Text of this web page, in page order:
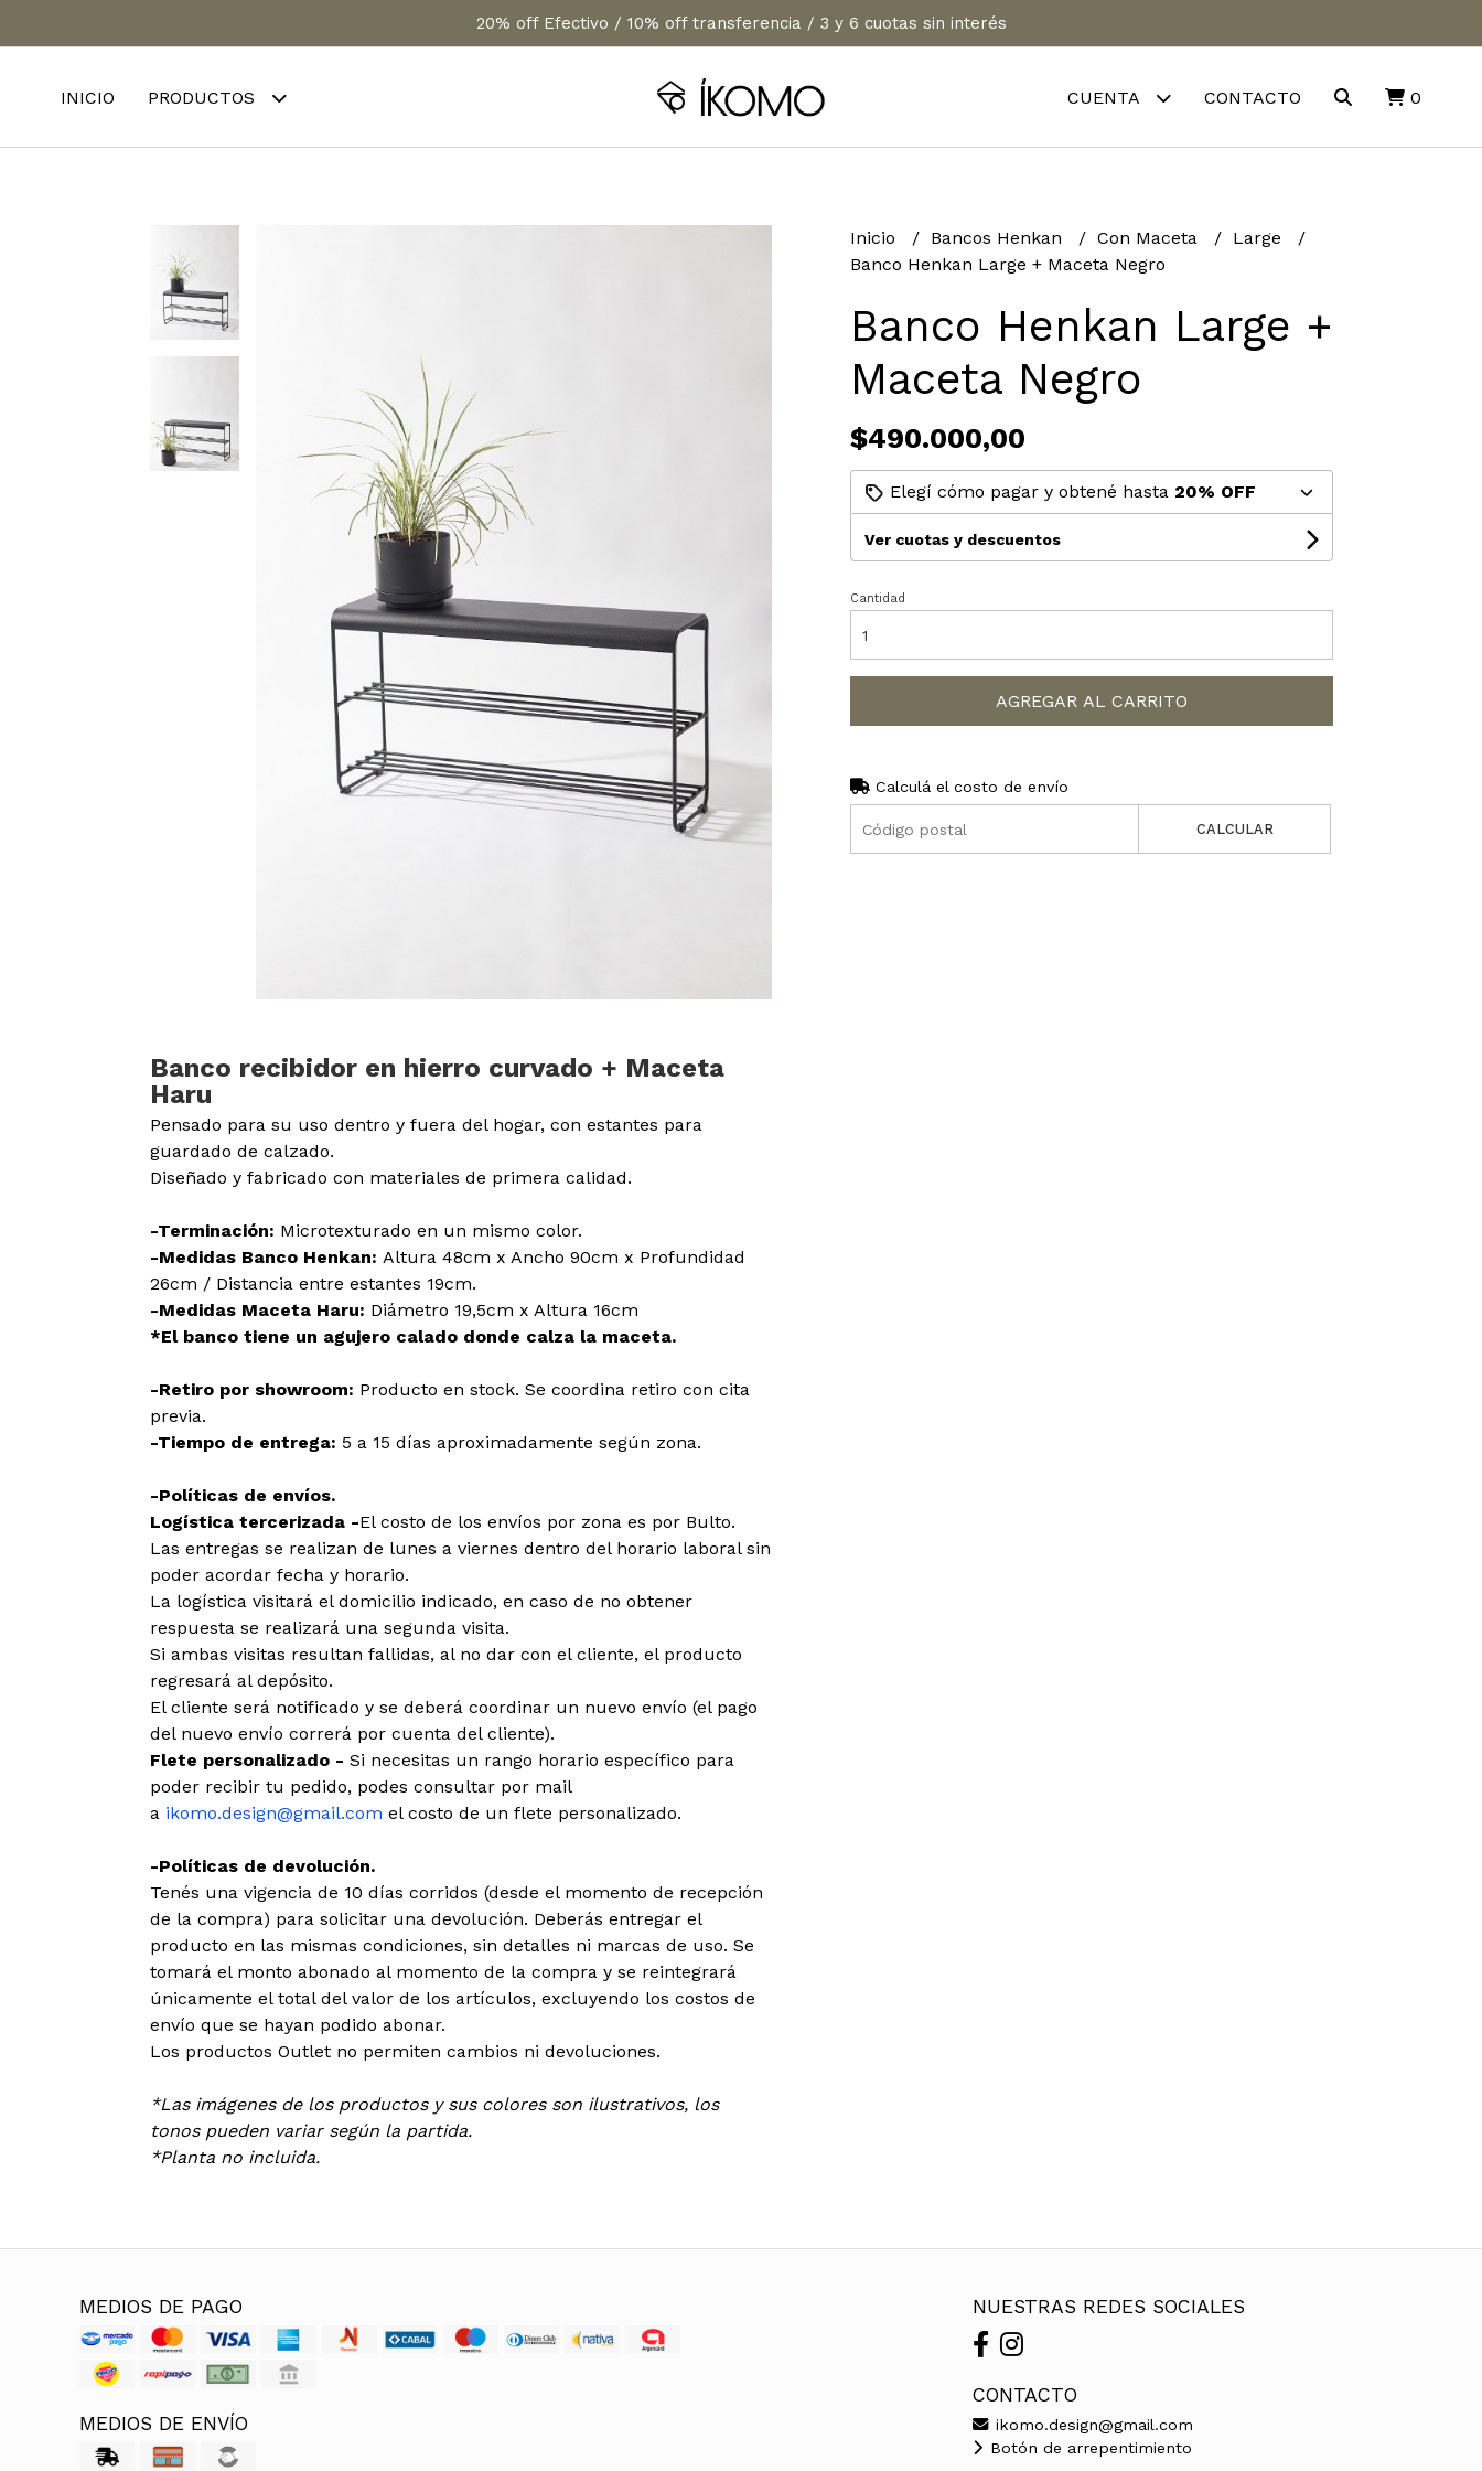
20% off Efectivo / 10% off transferencia / 3 y 6 cuotas sin interés
INICIO PRODUCTOS CUENTA CONTACTO 0
Banco recibidor en hierro curvado + Maceta
Haru
Pensado para su uso dentro y fuera del hogar, con estantes para
guardado de calzado.
Diseñado y fabricado con materiales de primera calidad.
-Terminación: Microtexturado en un mismo color.
-Medidas Banco Henkan: Altura 48cm x Ancho 90cm x Profundidad
26cm / Distancia entre estantes 19cm.
-Medidas Maceta Haru: Diámetro 19,5cm x Altura 16cm
*El banco tiene un agujero calado donde calza la maceta.
-Retiro por showroom: Producto en stock. Se coordina retiro con cita
previa.
-Tiempo de entrega: 5 a 15 días aproximadamente según zona.
-Políticas de envíos.
Logística tercerizada -El costo de los envíos por zona es por Bulto.
Las entregas se realizan de lunes a viernes dentro del horario laboral sin
poder acordar fecha y horario.
La logística visitará el domicilio indicado, en caso de no obtener
respuesta se realizará una segunda visita.
Si ambas visitas resultan fallidas, al no dar con el cliente, el producto
regresará al depósito.
El cliente será notificado y se deberá coordinar un nuevo envío (el pago
del nuevo envío correrá por cuenta del cliente).
Flete personalizado - Si necesitas un rango horario específico para
poder recibir tu pedido, podes consultar por mail
a ikomo.design@gmail.com el costo de un flete personalizado.
-Políticas de devolución.
Tenés una vigencia de 10 días corridos (desde el momento de recepción
de la compra) para solicitar una devolución. Deberás entregar el
producto en las mismas condiciones, sin detalles ni marcas de uso. Se
tomará el monto abonado al momento de la compra y se reintegrará
únicamente el total del valor de los artículos, excluyendo los costos de
envío que se hayan podido abonar.
Los productos Outlet no permiten cambios ni devoluciones.
*Las imágenes de los productos y sus colores son ilustrativos, los
tonos pueden variar según la partida.
*Planta no incluida.
Inicio Bancos Henkan Con Maceta
Large
Banco Henkan Large + Maceta Negro
Banco Henkan Large +
Maceta Negro
$490.000,00
Elegí cómo pagar y obtené hasta 20% OFF
Ver cuotas y descuentos
Cantidad
AGREGAR AL CARRITO
Calculá el costo de envío
CALCULAR
MEDIOS DE PAGO
MEDIOS DE ENVÍO
NUESTRAS REDES SOCIALES
CONTACTO
ikomo.design@gmail.com
Botón de arrepentimiento